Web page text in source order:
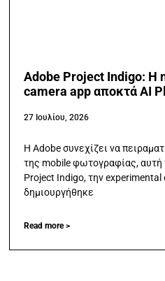
Adobe Project Indigo: Η
camera app αποκτά AI
27 Ιουλίου, 2026
Η Adobe συνεχίζει να
της mobile φωτογραφίας,
Project Indigo, την
δημιουργήθηκε
Read more >